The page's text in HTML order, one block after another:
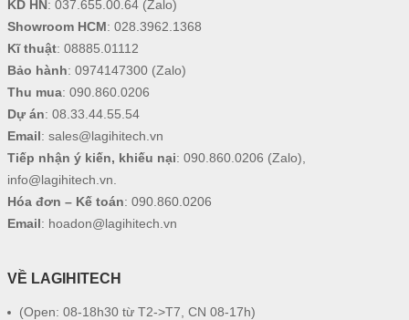
KD HN: 037.655.00.64(Zalo)
Showroom HCM: 028.3962.1368
Kĩ thuật: 08885.01112
Bảo hành: 0974147300(Zalo)
Thu mua: 090.860.0206
Dự án: 08.33.44.55.54
Email: sales@lagihitech.vn
Tiếp nhận ý kiến, khiếu nại: 090.860.0206 (Zalo),
info@lagihitech.vn
Hóa đơn – Kế toán: 090.860.0206
Email: hoadon@lagihitech.vn
VỀ LAGIHITECH
(Open: 08-18h30 từ T2->T7, CN 08-17h)